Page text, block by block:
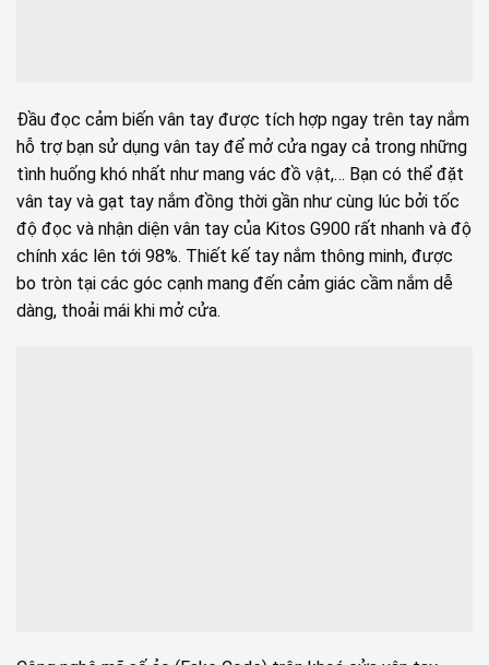
Đầu đọc cảm biến vân tay được tích hợp ngay trên tay nắm
hỗ trợ bạn sử dụng vân tay để mở cửa ngay cả trong những
tình huống khó nhất như mang vác đồ vật,… Bạn có thể đặt
vân tay và gạt tay nắm đồng thời gần như cùng lúc bởi tốc
độ đọc và nhận diện vân tay của Kitos G900 rất nhanh và độ
chính xác lên tới 98%. Thiết kế tay nắm thông minh, được
bo tròn tại các góc cạnh mang đến cảm giác cầm nắm dễ
dàng, thoải mái khi mở cửa.